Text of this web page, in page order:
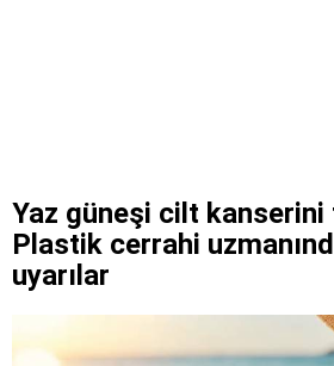
Yaz güneşi cilt
Plastik cerrahi
uyarılar